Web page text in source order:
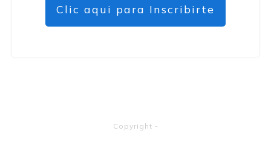
Clic aqui para Inscribirte
Copyright -